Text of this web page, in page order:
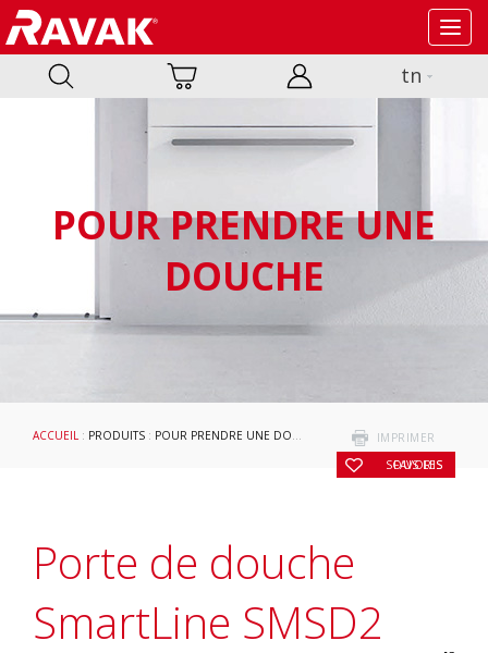
tn
POUR PRENDRE UNE
DOUCHE
IMPRIMER
SOUS LES FAVORIS
ACCUEIL : PRODUITS : POUR PRENDRE UNE DOUCHE CABINES DE DOUCHE ET
Porte de douche
SmartLine SMSD2